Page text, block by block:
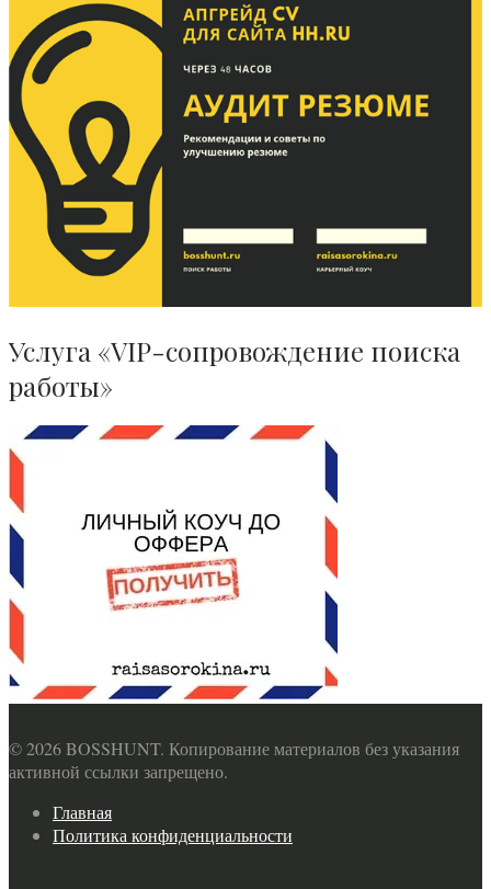
Услуга «VIP-сопровождение поиска
работы»
© 2026 BOSSHUNT. Копирование материалов без указания
активной ссылки запрещено.
Главная
Политика конфиденциальности